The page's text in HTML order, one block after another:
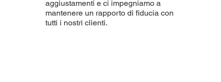
aggiustamenti e ci impegniamo a
mantenere un rapporto di fiducia con
tutti i nostri clienti.